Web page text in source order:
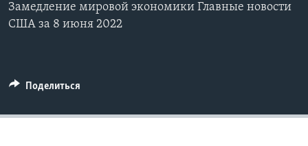
Замедление мировой экономики Главные новости
США за 8 июня 2022
Поделиться